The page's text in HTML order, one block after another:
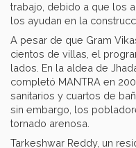
trabajo, debido a que los
los ayudan en la
A pesar de que Gram
cientos de villas, el
lados. En la aldea de
completó MANTRA en
sanitarios y cuartos de
sin embargo, los
tornado arenosa.
Tarkeshwar Reddy, un